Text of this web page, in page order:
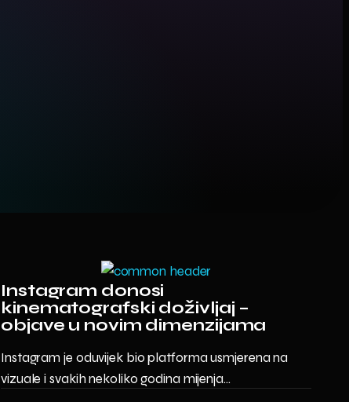
Instagram donosi
kinematografski doživljaj –
objave u novim dimenzijama
Instagram je oduvijek bio platforma usmjerena na
vizuale i svakih nekoliko godina mijenja...